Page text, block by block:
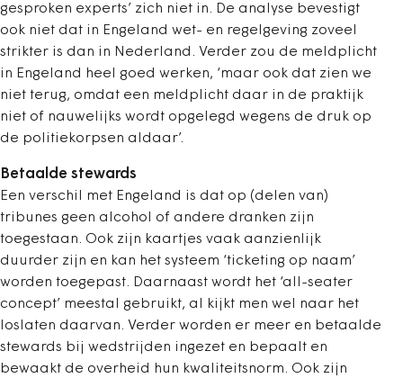
gesproken experts’ zich niet in. De analyse bevestigt
ook niet dat in Engeland wet- en regelgeving zoveel
strikter is dan in Nederland. Verder zou de meldplicht
in Engeland heel goed werken, ‘maar ook dat zien we
niet terug, omdat een meldplicht daar in de praktijk
niet of nauwelijks wordt opgelegd wegens de druk op
de politiekorpsen aldaar’.
Betaalde stewards
Een verschil met Engeland is dat op (delen van)
tribunes geen alcohol of andere dranken zijn
toegestaan. Ook zijn kaartjes vaak aanzienlijk
duurder zijn en kan het systeem ‘ticketing op naam’
worden toegepast. Daarnaast wordt het ‘all-seater
concept’ meestal gebruikt, al kijkt men wel naar het
loslaten daarvan. Verder worden er meer en betaalde
stewards bij wedstrijden ingezet en bepaalt en
bewaakt de overheid hun kwaliteitsnorm. Ook zijn